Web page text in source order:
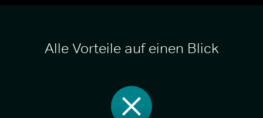
Alle Vorteile auf einen Blick